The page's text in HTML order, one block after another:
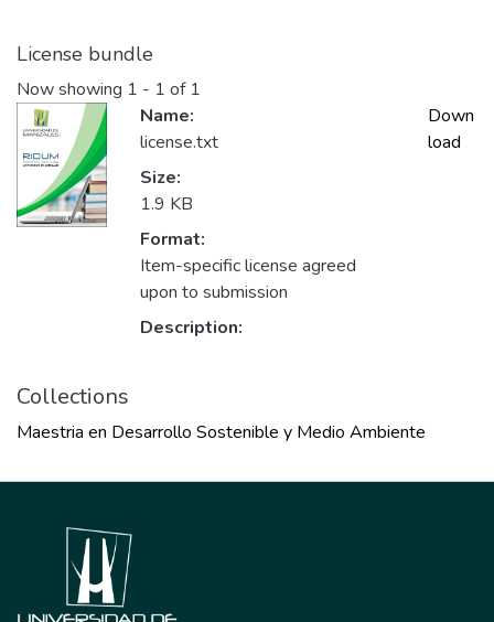
License bundle
Now showing 1 - 1 of 1
Name:
license.txt
Size:
1.9 KB
Format:
Item-specific license agreed
upon to submission
Description:
Down
load
Collections
Maestria en Desarrollo Sostenible y Medio Ambiente